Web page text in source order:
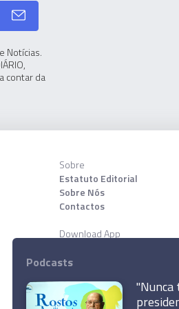
Notícias.
contar da
Sobre
Estatuto Editorial
Sobre Nós
Contactos
Download App
Podcasts
"Nunca